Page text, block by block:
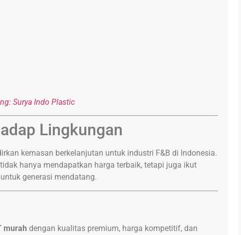
Surya Indo Plastic
Lingkungan
kemasan berkelanjutan untuk industri F&B di Indonesia.
hanya mendapatkan harga terbaik, tetapi juga ikut
generasi mendatang.
murah dengan kualitas premium, harga kompetitif, dan